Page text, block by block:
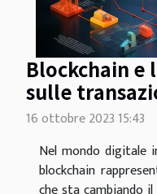
Blockchain e
sulle
16 ottobre 2023 15:43
Nel mondo digitale
blockchain